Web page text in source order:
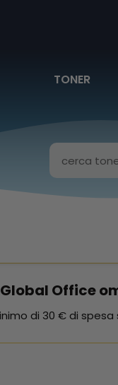
TONER
Office
di 30 € di